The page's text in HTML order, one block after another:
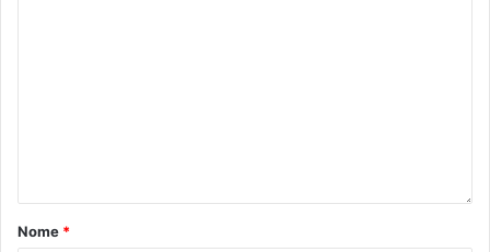
Nome *